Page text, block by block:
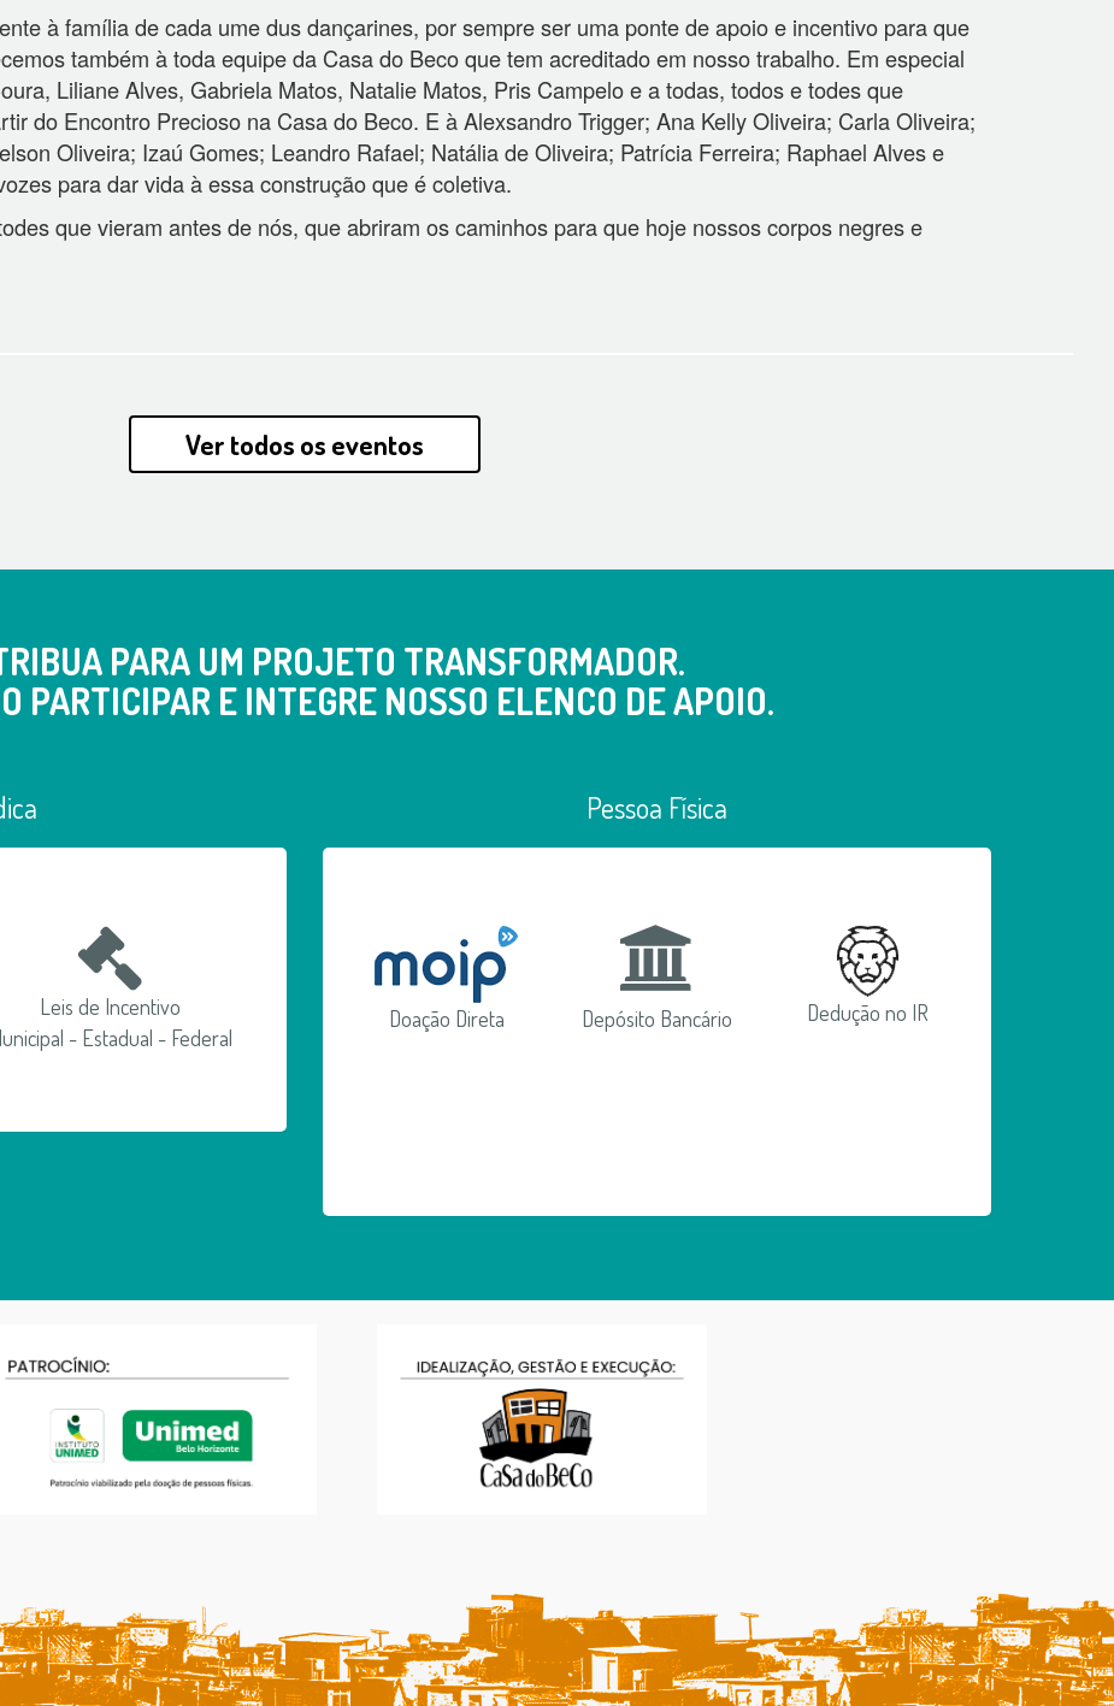
à família de cada ume dus dançarines, por sempre ser uma ponte de apoio e incentivo para que
também à toda equipe da Casa do Beco que tem acreditado em nosso trabalho. Em especial
Liliane Alves, Gabriela Matos, Natalie Matos, Pris Campelo e a todas, todos e todes que
do Encontro Precioso na Casa do Beco. E à Alexsandro Trigger; Ana Kelly Oliveira; Carla Oliveira;
Oliveira; Izaú Gomes; Leandro Rafael; Natália de Oliveira; Patrícia Ferreira; Raphael Alves e
para dar vida à essa construção que é coletiva.
que vieram antes de nós, que abriram os caminhos para que hoje nossos corpos negres e
Ver todos os eventos
PARA UM PROJETO TRANSFORMADOR.
PARTICIPAR E INTEGRE NOSSO ELENCO DE APOIO.
Leis de Incentivo
- Estadual - Federal
Pessoa Física
Doação Direta Depósito Bancário Dedução no IR